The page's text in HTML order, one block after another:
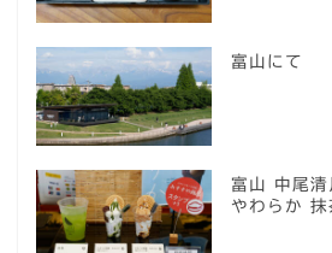
富山にて
富山 中尾清
やわらか 抹